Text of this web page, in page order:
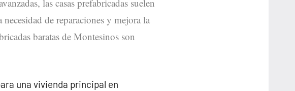
las casas prefabricadas suelen
necesidad de reparaciones y mejora la
baratas de Montesinos son
una vivienda principal en